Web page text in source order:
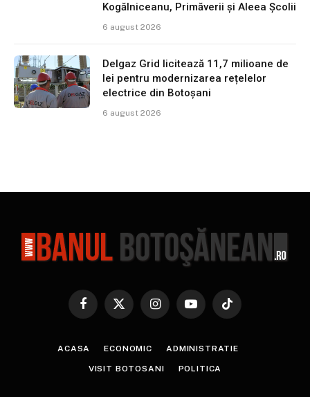
Kogălniceanu, Primăverii și Aleea Școlii
6 august 2026
Delgaz Grid licitează 11,7 milioane de
lei pentru modernizarea rețelelor
electrice din Botoșani
6 august 2026
Facebook
X
InstagramYouTubeTikTok
ACASA ECONOMIC ADMINISTRATIE
VISIT BOTOSANI POLITICA